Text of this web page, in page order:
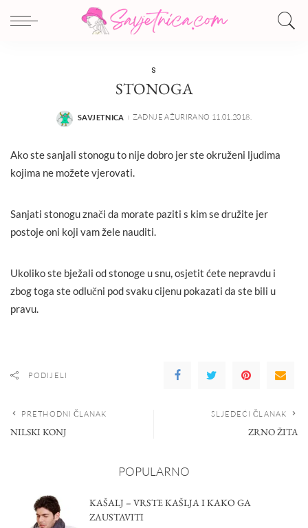
S
STONOGA
POSTED
SAVJETNICA ZADNJE AŽURIRANO 11.01.2018.
Ako ste sanjali stonogu to nije dobro jer ste okruženi ljudima
kojima ne možete vjerovati.
Sanjati stonogu znači da morate paziti s kim se družite jer
postoje oni koji vam žele nauditi.
Ukoliko ste bježali od stonoge u snu, osjetit ćete nepravdu i
zbog toga ste odlučni pod svaku cijenu pokazati da ste bili u
pravu.
PODIJELI
PRETHODNI ČLANAK
NILSKI KONJ
SLJEDEĆI ČLANAK
ZRNO ŽITA
POPULARNO
KAŠALJ – VRSTE KAŠLJA I KAKO GA
ZAUSTAVITI